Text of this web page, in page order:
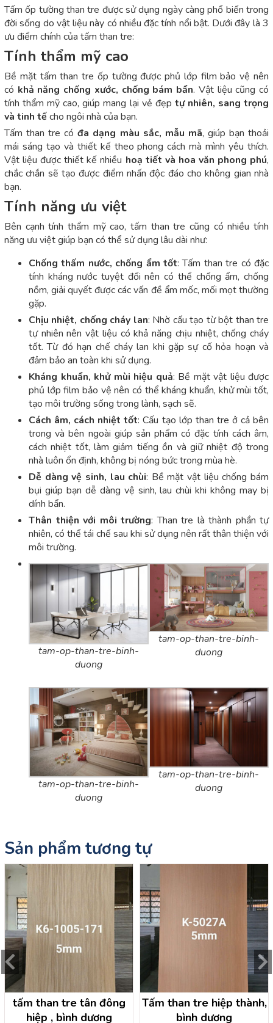
Tấm ốp tường than tre được sử dụng ngày càng phổ biến trong
đời sống do vật liệu này có nhiều đặc tính nổi bật. Dưới đây là 3
ưu điểm chính của tấm than tre:
Tính thẩm mỹ cao
Bề mặt tấm than tre ốp tường được phủ lớp film bảo vệ nên
có khả năng chống xước, chống bám bẩn. Vật liệu cũng có
tính thẩm mỹ cao, giúp mang lại vẻ đẹp tự nhiên, sang trọng
và tinh tếcho ngôi nhà của bạn.
Tấm than tre cóđa dạng màu sắc, mẫu mã, giúp bạn thoải
mái sáng tạo và thiết kế theo phong cách mà mình yêu thích.
Vật liệu được thiết kế nhiều hoạ tiết và hoa văn phong phú,
chắc chắn sẽ tạo được điểm nhấn độc đáo cho không gian nhà
bạn.
Tính năng ưu việt
Bên cạnh tính thẩm mỹ cao, tấm than tre cũng có nhiều tính
năng ưu việt giúp bạn có thể sử dụng lâu dài như:
Chống thấm nước, chống ẩm tốt: Tấm than tre có đặc
tính kháng nước tuyệt đối nên có thể chống ẩm, chống
nồm, giải quyết được các vấn đề ẩm mốc, mối mọt thường
gặp.
Chịu nhiệt, chống cháy lan: Nhờ cấu tạo từ bột than tre
tự nhiên nên vật liệu có khả năng chịu nhiệt, chống cháy
tốt. Từ đó hạn chế cháy lan khi gặp sự cố hỏa hoạn và
đảm bảo an toàn khi sử dụng.
Kháng khuẩn, khử mùi hiệu quả: Bề mặt vật liệu được
phủ lớp film bảo vệ nên có thể kháng khuẩn, khử mùi tốt,
tạo môi trường sống trong lành, sạch sẽ.
Cách âm, cách nhiệt tốt: Cấu tạo lớp than tre ở cả bên
trong và bên ngoài giúp sản phẩm có đặc tính cách âm,
cách nhiệt tốt, làm giảm tiếng ồn và giữ nhiệt độ trong
nhà luôn ổn định, không bị nóng bức trong mùa hè.
Dễ dàng vệ sinh, lau chùi: Bề mặt vật liệu chống bám
bụi giúp bạn dễ dàng vệ sinh, lau chùi khi không may bị
dính bẩn.
Thân thiện với môi trường: Than tre là thành phần tự
nhiên, có thể tái chế sau khi sử dụng nên rất thân thiện với
môi trường.
tam-op-than-tre-binh-
duong
tam-op-than-tre-binh-
duong
tam-op-than-tre-binh-
duong
tam-op-than-tre-binh-
duong
Sản phẩm tương tự
tấm than tre tân đông
hiệp , bình dương
Tấm than tre hiệp thành,
bình dương